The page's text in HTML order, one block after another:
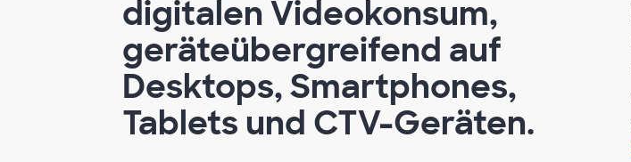
digitalen Videokonsum,
geräteübergreifend auf
Desktops, Smartphones,
Tablets und CTV-Geräten.